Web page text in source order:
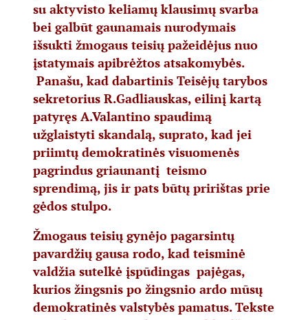
su aktyvisto keliamų klausimų svarba
bei galbūt gaunamais nurodymais
išsukti žmogaus teisių pažeidėjus nuo
įstatymais apibrėžtos atsakomybės.
Panašu, kad dabartinis Teisėjų tarybos
sekretorius R.Gadliauskas, eilinį kartą
patyręs A.Valantino spaudimą
užglaistyti skandalą, suprato, kad jei
priimtų demokratinės visuomenės
pagrindus griaunantį teismo
sprendimą, jis ir pats būtų pririštas prie
gėdos stulpo.
Žmogaus teisių gynėjo pagarsintų
pavardžių gausa rodo, kad teisminė
valdžia sutelkė įspūdingas pajėgas,
kurios žingsnis po žingsnio ardo mūsų
demokratinės valstybės pamatus. Tekste